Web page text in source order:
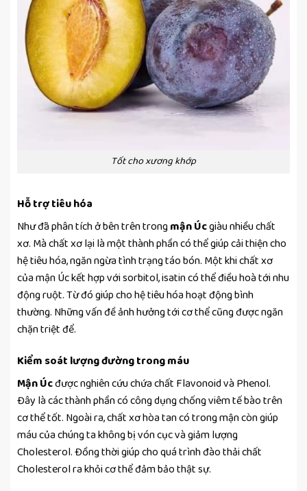
Tốt cho xương khớp
Hỗ trợ tiêu hóa
Như đã phân tích ở bên trên trongmận Úcgiàu nhiều chất
xơ. Mà chất xơ lại là một thành phần có thể giúp cải thiện cho
hệ tiêu hóa, ngăn ngừa tình trạng táo bón. Một khi chất xơ
của mận Úc kết hợp với sorbitol, isatin có thể điều hoà tới nhu
động ruột. Từ đó giúp cho hệ tiêu hóa hoạt động bình
thường. Những vấn đề ảnh hưởng tới cơ thể cũng được ngăn
chặn triệt để.
Kiểm soát lượng đường trong máu
Mận Úcđược nghiên cứu chứa chất Flavonoid và Phenol.
Đây là các thành phần có công dụng chống viêm tế bào trên
cơ thể tốt. Ngoài ra, chất xơ hòa tan có trong mận còn giúp
máu của chúng ta không bị vón cục và giảm lượng
Cholesterol. Đồng thời giúp cho quá trình đào thải chất
Cholesterol ra khỏi cơ thể đảm bảo thật sự.